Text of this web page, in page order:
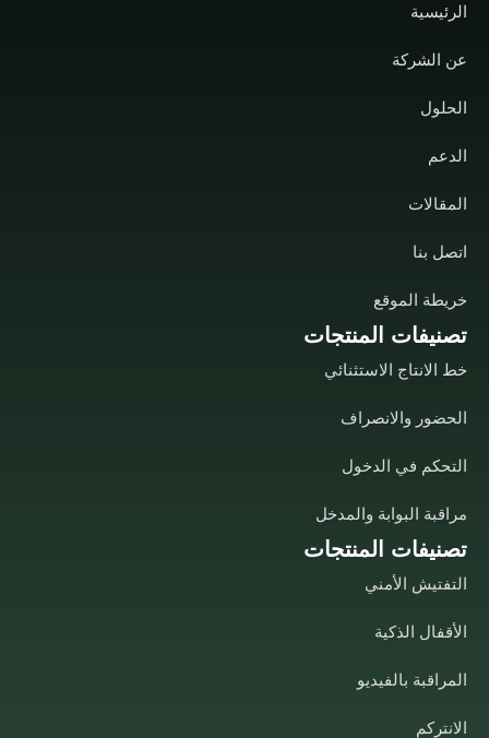
تصنيفات المنتجات
التفتيش الأمني
الأقفال الذكية
المراقبة بالفيديو
الانتركم
تصنيفات المنتجات
خط الانتاج الاستثنائي
الحضور والانصراف
التحكم في الدخول
مراقبة البوابة والمدخل
الرئيسية
عن الشركة
الحلول
الدعم
المقالات
اتصل بنا
خريطة الموقع